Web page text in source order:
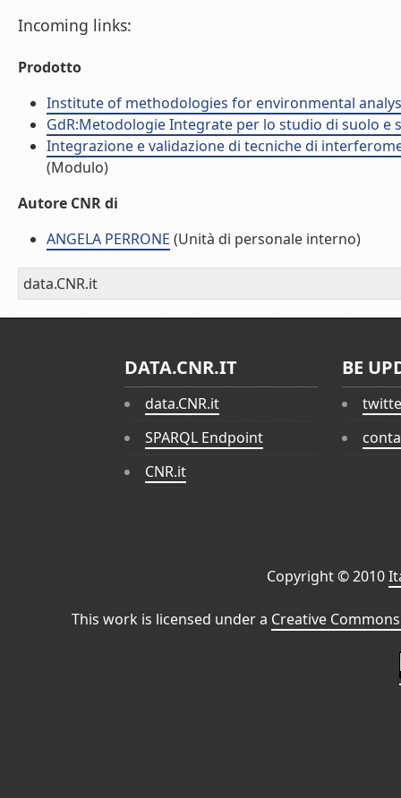
Incoming links:
Prodotto
Institute of methodologies for environmental
GdR:Metodologie Integrate per lo studio di suolo e
Integrazione e validazione di tecniche di
(Modulo)
Autore CNR di
ANGELA PERRONE (Unità di personale interno)
data.CNR.it
DATA.CNR.IT
data.CNR.it
SPARQL Endpoint
CNR.it
BE
Copyright © 2010
This work is licensed under a Creative